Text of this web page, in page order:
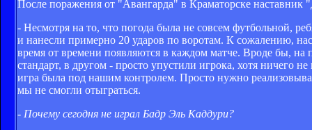
После поражения от "Авангарда" в Краматорске
- Несмотря на то, что погода была не совсем футбольной,
и нанесли примерно 20 ударов по воротам. К сожалению,
время от времени появляются в каждом матче. Вроде бы,
стандарт, в другом - просто упустили игрока, хотя ничего
игра была под нашим контролем. Просто нужно
мы не смогли отыграться.
- Почему сегодня не играл Бадр Эль Каддури?